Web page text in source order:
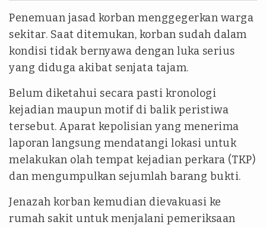
Penemuan jasad korban menggegerkan warga
sekitar. Saat ditemukan, korban sudah dalam
kondisi tidak bernyawa dengan luka serius
yang diduga akibat senjata tajam.
Belum diketahui secara pasti kronologi
kejadian maupun motif di balik peristiwa
tersebut. Aparat kepolisian yang menerima
laporan langsung mendatangi lokasi untuk
melakukan olah tempat kejadian perkara (TKP)
dan mengumpulkan sejumlah barang bukti.
Jenazah korban kemudian dievakuasi ke
rumah sakit untuk menjalani pemeriksaan